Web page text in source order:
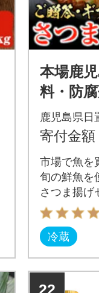
本場鹿
料・防
つま揚
種・約
鹿児島県日
寄付金額
市場で魚を
旬の鮮魚を
さつま揚げ
冷蔵
22